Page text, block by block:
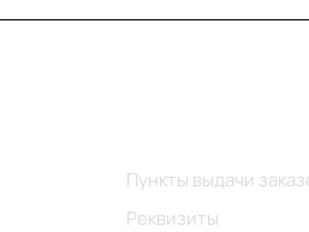
Пункты выдачи
Реквизиты